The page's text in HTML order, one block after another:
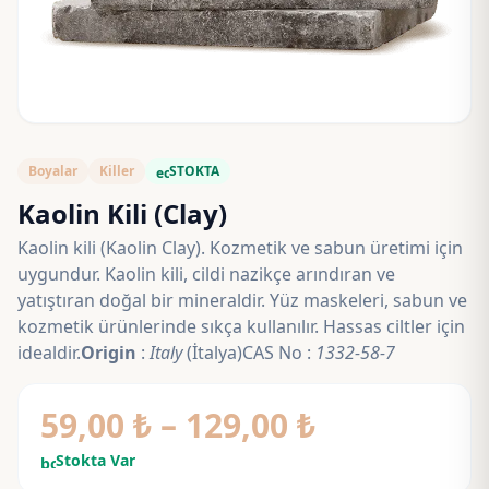
Boyalar Killer ecoSTOKTA
Kaolin Kili (Clay)
Kaolin kili (Kaolin Clay). Kozmetik ve sabun üretimi için
uygundur. Kaolin kili, cildi nazikçe arındıran ve
yatıştıran doğal bir mineraldir. Yüz maskeleri, sabun ve
kozmetik ürünlerinde sıkça kullanılır. Hassas ciltler için
idealdir.Origin :Italy(İtalya)CAS No : 1332-58-7
59,00 ₺ – 129,00 ₺Fiyat
boltStokta Var